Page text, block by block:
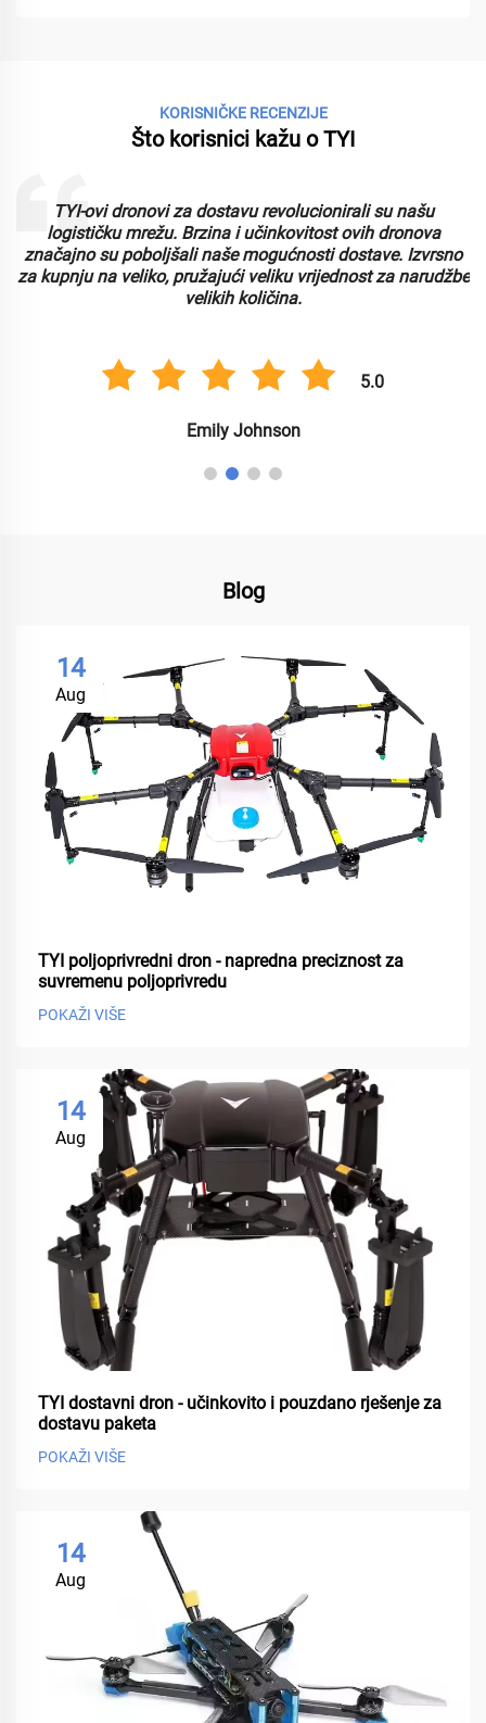
KORISNIČKE RECENZIJE
Što korisnici kažu o TYI
TYI-ovi dronovi za dostavu revolucionirali su našu
logističku mrežu. Brzina i učinkovitost ovih dronova
značajno su poboljšali naše mogućnosti dostave. Izvrsno
za kupnju na veliko, pružajući veliku vrijednost za narudžbe
velikih količina.
5.0
Emily Johnson
Blog
14
Aug
TYI poljoprivredni dron - napredna preciznost za
suvremenu poljoprivredu
POKAŽI VIŠE
14
Aug
TYI dostavni dron - učinkovito i pouzdano rješenje za
dostavu paketa
POKAŽI VIŠE
14
Aug